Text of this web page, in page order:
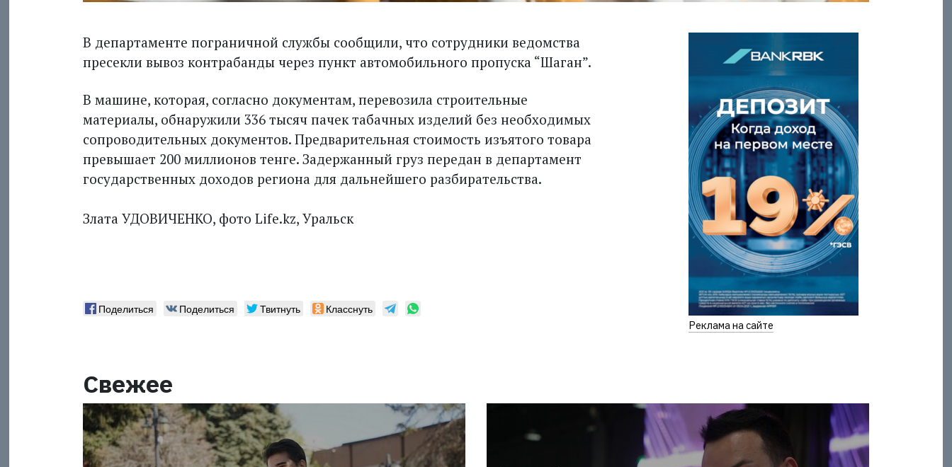
В департаменте пограничной службы сообщили, что сотрудники ведомства
пресекли вывоз контрабанды через пункт автомобильного пропуска “Шаган”.
В машине, которая, согласно документам, перевозила строительные
материалы, обнаружили 336 тысяч пачек табачных изделий без необходимых
сопроводительных документов. Предварительная стоимость изъятого товара
превышает 200 миллионов тенге. Задержанный груз передан в департамент
государственных доходов региона для дальнейшего разбирательства.
Злата УДОВИЧЕНКО, фото Life.kz, Уральск
Поделиться Поделиться Твитнуть Класснуть
Реклама на сайте
Свежее